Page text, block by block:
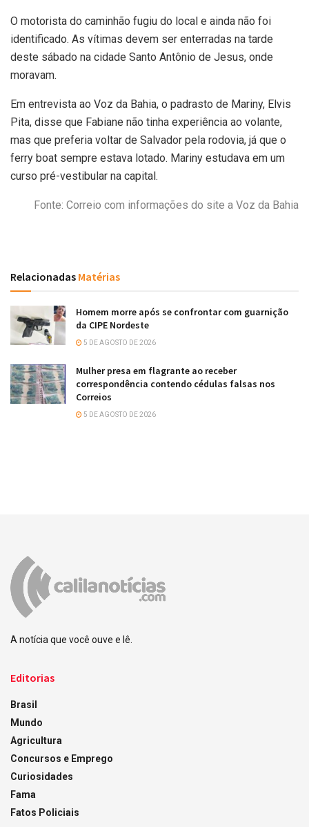
O motorista do caminhão fugiu do local e ainda não foi
identificado. As vítimas devem ser enterradas na tarde
deste sábado na cidade Santo Antônio de Jesus, onde
moravam.
Em entrevista ao Voz da Bahia, o padrasto de Mariny, Elvis
Pita, disse que Fabiane não tinha experiência ao volante,
mas que preferia voltar de Salvador pela rodovia, já que o
ferry boat sempre estava lotado. Mariny estudava em um
curso pré-vestibular na capital.
Fonte: Correio com informações do site a Voz da Bahia
Relacionadas Matérias
Homem morre após se confrontar com guarnição
da CIPE Nordeste
5 DE AGOSTO DE 2026
Mulher presa em flagrante ao receber
correspondência contendo cédulas falsas nos
Correios
5 DE AGOSTO DE 2026
A notícia que você ouve e lê.
Editorias
Brasil
Mundo
Agricultura
Concursos e Emprego
Curiosidades
Fama
Fatos Policiais